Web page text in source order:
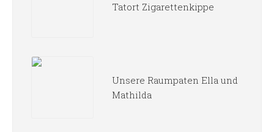
Tatort Zigarettenkippe
Unsere Raumpaten Ella und
Mathilda